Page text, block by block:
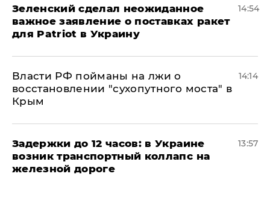
Зеленский сделал неожиданное
важное заявление о поставках ракет
для Patriot в Украину
14:54
Власти РФ пойманы на лжи о
восстановлении "сухопутного моста" в
Крым
14:14
Задержки до 12 часов: в Украине
возник транспортный коллапс на
железной дороге
13:57